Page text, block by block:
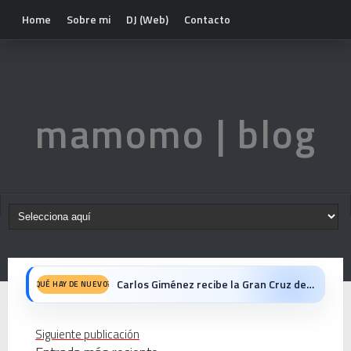
Home Sobre mi DJ (Web) Contacto
mamomo | blog
QUÉ HAY DE NUEVO? Carlos Giménez recibe la Gran Cruz de Alfonso X el Sabio: homenaje al maestro de la historieta española
Siguiente publicación